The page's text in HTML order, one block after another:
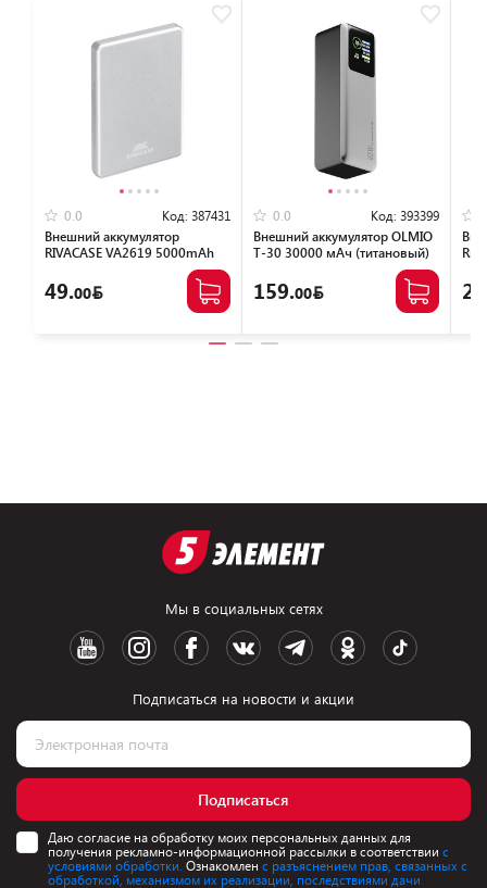
0.0 Код: 387431
Внешний аккумулятор
RIVACASE VA2619 5000mAh
(серебристый)
49.00
0.0 Код: 393399
Внешний аккумулятор OLMIO
T-30 30000 мАч (титановый)
159.00
Мы в социальных сетях
Подписаться на новости и акции
Подписаться
Даю согласие на обработку моих персональных данных для
получения рекламно-информационной рассылки в соответствии с
условиями обработки. Ознакомлен с разъяснением прав, связанных с
обработкой, механизмом их реализации, последствиями дачи